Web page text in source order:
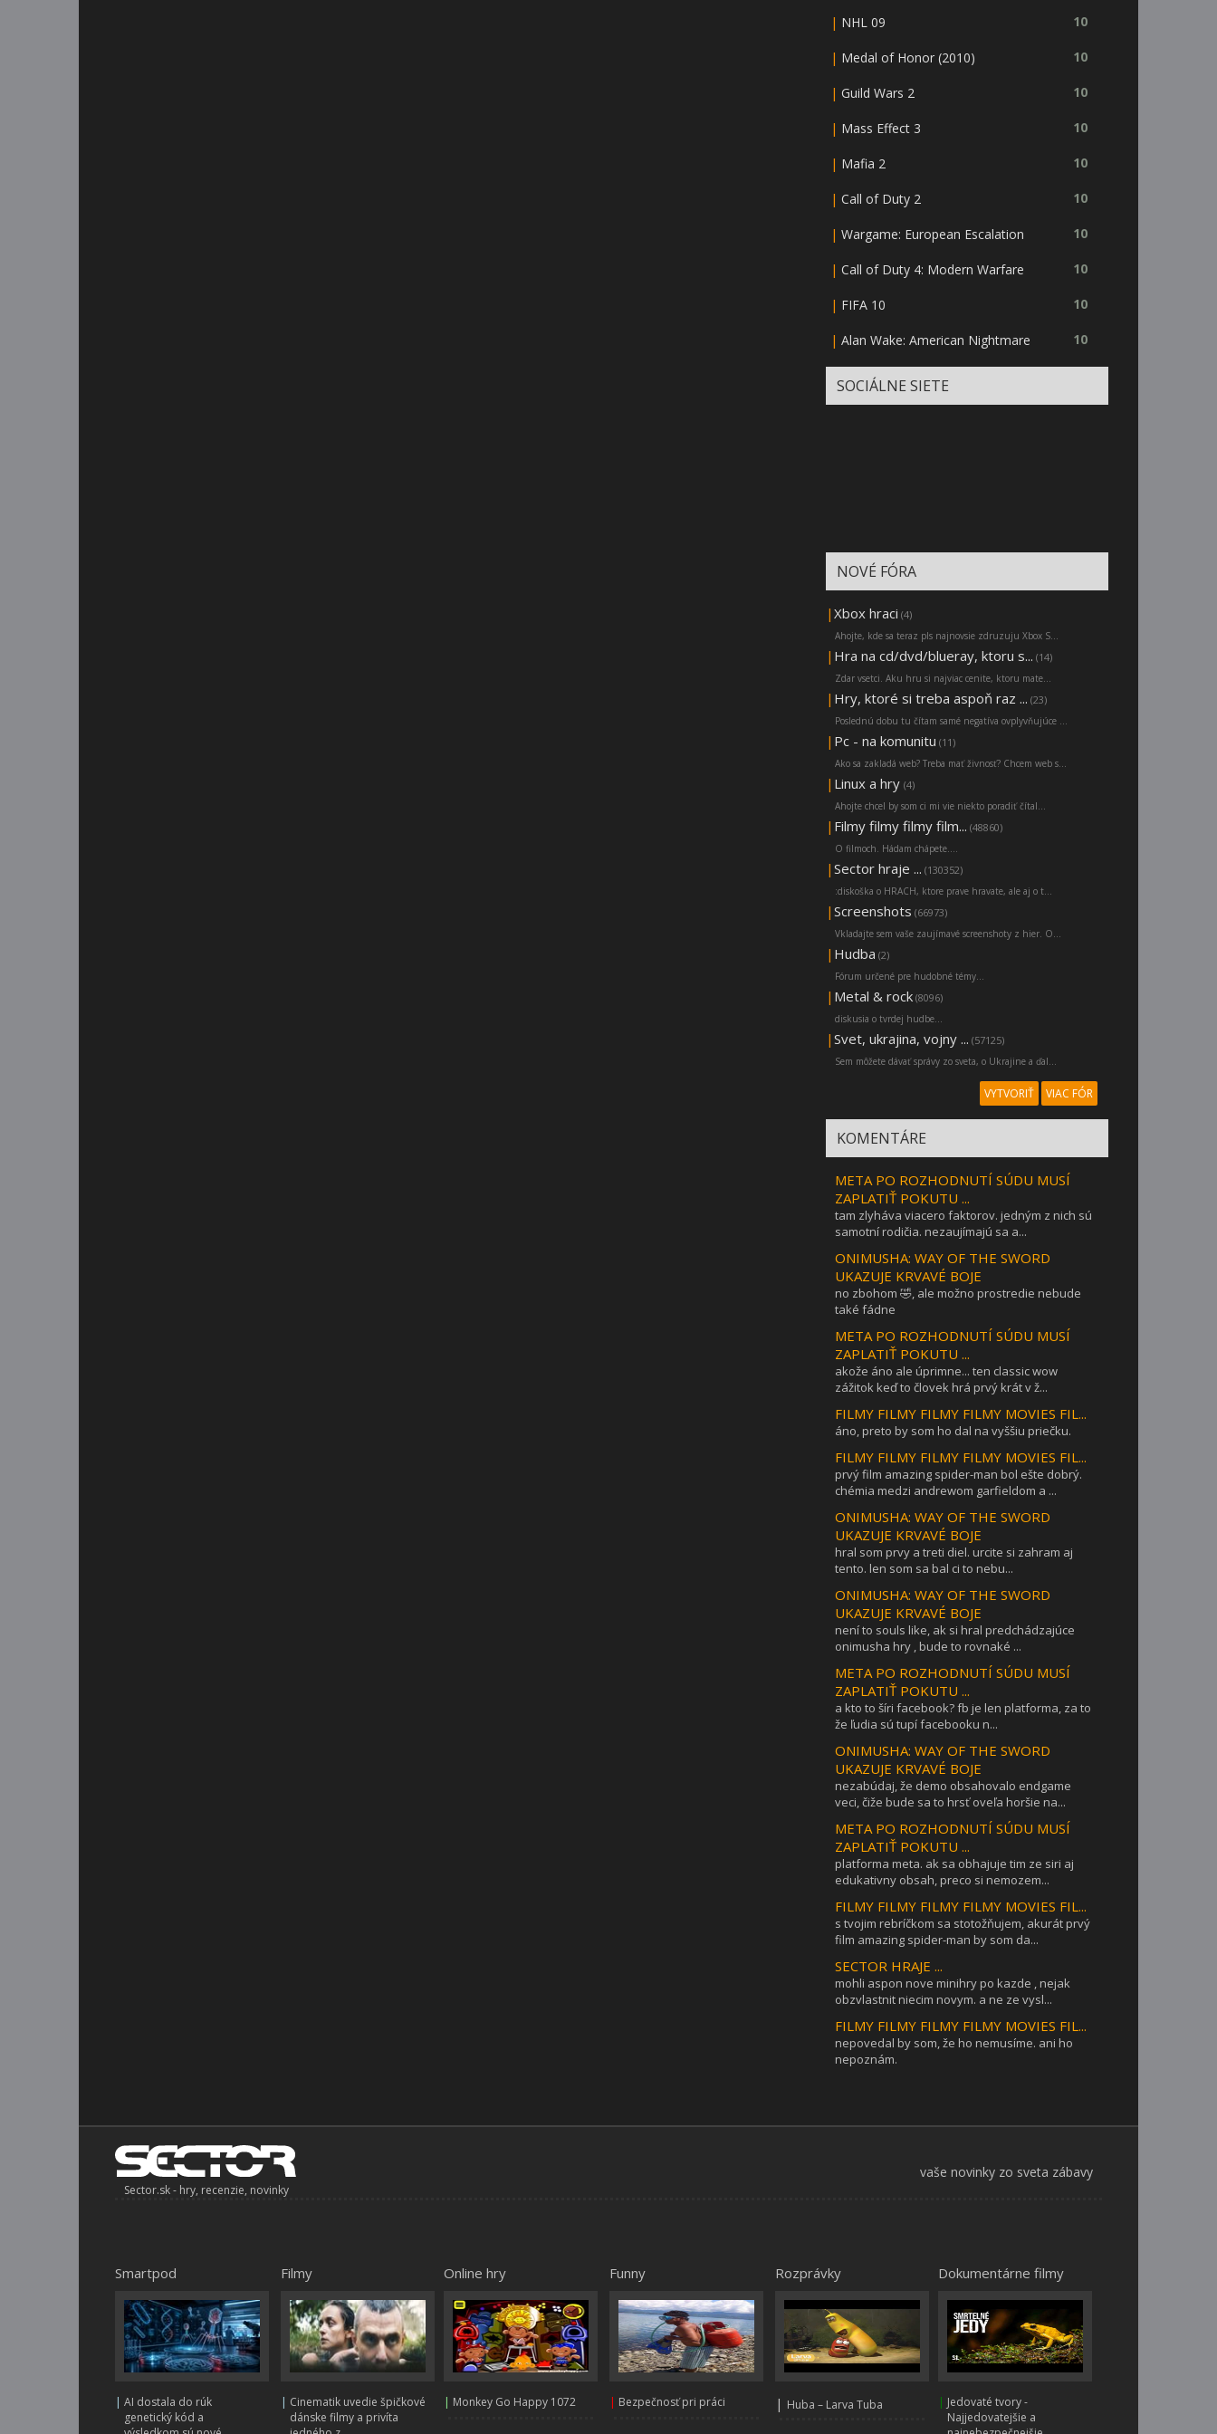
10
| NHL 09
10
| Medal of Honor (2010)
10
| Guild Wars 2
10
| Mass Effect 3
10
| Mafia 2
10
| Call of Duty 2
10
| Wargame: European Escalation
10
| Call of Duty 4: Modern Warfare
10
| FIFA 10
10
| Alan Wake: American Nightmare
SOCIÁLNE SIETE
NOVÉ FÓRA
| Xbox hraci (4)
Ahojte, kde sa teraz pls najnovsie zdruzuju Xbox S...
| Hra na cd/dvd/blueray, ktoru s... (14)
Zdar vsetci. Aku hru si najviac cenite, ktoru mate...
| Hry, ktoré si treba aspoň raz ... (23)
Poslednú dobu tu čítam samé negatíva ovplyvňujúce ...
| Pc - na komunitu (11)
Ako sa zakladá web? Treba mať živnosť? Chcem web s...
| Linux a hry (4)
Ahojte chcel by som ci mi vie niekto poradiť čítal...
| Filmy filmy filmy film... (48860)
O filmoch. Hádam chápete....
| Sector hraje ... (130352)
:diskoška o HRACH, ktore prave hravate, ale aj o t...
| Screenshots (66973)
Vkladajte sem vaše zaujímavé screenshoty z hier. O...
| Hudba (2)
Fórum určené pre hudobné témy...
| Metal & rock (8096)
diskusia o tvrdej hudbe...
| Svet, ukrajina, vojny ... (57125)
Sem môžete dávať správy zo sveta, o Ukrajine a ďal...
VYTVORIŤ VIAC FÓR
KOMENTÁRE
META PO ROZHODNUTÍ SÚDU MUSÍ
ZAPLATIŤ POKUTU ...
tam zlyháva viacero faktorov. jedným z nich sú
samotní rodičia. nezaujímajú sa a...
ONIMUSHA: WAY OF THE SWORD
UKAZUJE KRVAVÉ BOJE
no zbohom 🤣, ale možno prostredie nebude
také fádne
META PO ROZHODNUTÍ SÚDU MUSÍ
ZAPLATIŤ POKUTU ...
akože áno ale úprimne... ten classic wow
zážitok keď to človek hrá prvý krát v ž...
FILMY FILMY FILMY FILMY MOVIES FIL...
áno, preto by som ho dal na vyššiu priečku.
FILMY FILMY FILMY FILMY MOVIES FIL...
prvý film amazing spider-man bol ešte dobrý.
chémia medzi andrewom garfieldom a ...
ONIMUSHA: WAY OF THE SWORD
UKAZUJE KRVAVÉ BOJE
hral som prvy a treti diel. urcite si zahram aj
tento. len som sa bal ci to nebu...
ONIMUSHA: WAY OF THE SWORD
UKAZUJE KRVAVÉ BOJE
není to souls like, ak si hral predchádzajúce
onimusha hry , bude to rovnaké ...
META PO ROZHODNUTÍ SÚDU MUSÍ
ZAPLATIŤ POKUTU ...
a kto to šíri facebook? fb je len platforma, za to
že ľudia sú tupí facebooku n...
ONIMUSHA: WAY OF THE SWORD
UKAZUJE KRVAVÉ BOJE
nezabúdaj, že demo obsahovalo endgame
veci, čiže bude sa to hrsť oveľa horšie na...
META PO ROZHODNUTÍ SÚDU MUSÍ
ZAPLATIŤ POKUTU ...
platforma meta. ak sa obhajuje tim ze siri aj
edukativny obsah, preco si nemozem...
FILMY FILMY FILMY FILMY MOVIES FIL...
s tvojim rebríčkom sa stotožňujem, akurát prvý
film amazing spider-man by som da...
SECTOR HRAJE ...
mohli aspon nove minihry po kazde , nejak
obzvlastnit niecim novym. a ne ze vysl...
FILMY FILMY FILMY FILMY MOVIES FIL...
nepovedal by som, že ho nemusíme. ani ho
nepoznám.
vaše novinky zo sveta zábavy
Sector.sk - hry, recenzie, novinky
Smartpod
| AI dostala do rúk
genetický kód a
Filmy
| Cinematik uvedie špičkové
dánske filmy a privíta
Online hry
| Monkey Go Happy 1072
Funny
| Bezpečnosť pri práci
Rozprávky
| Huba – Larva Tuba
Dokumentárne filmy
| Jedovaté tvory -
Najjedovatejšie a